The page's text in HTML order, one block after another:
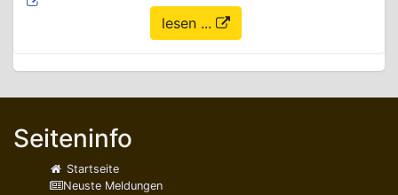
lesen ...
Seiteninfo
Startseite
Neuste Meldungen